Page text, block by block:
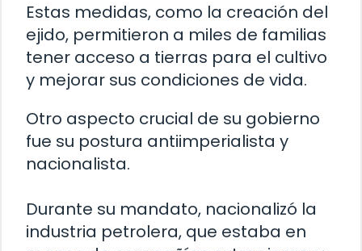
Estas medidas, como la creación del
ejido, permitieron a miles de familias
tener acceso a tierras para el cultivo
y mejorar sus condiciones de vida.
Otro aspecto crucial de su gobierno
fue su postura antiimperialista y
nacionalista.
Durante su mandato, nacionalizó la
industria petrolera, que estaba en